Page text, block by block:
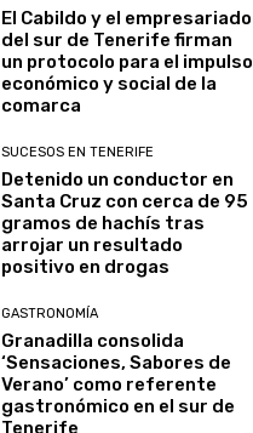
El Cabildo y el empresariado
del sur de Tenerife firman
un protocolo para el impulso
económico y social de la
comarca
SUCESOS EN TENERIFE
Detenido un conductor en
Santa Cruz con cerca de 95
gramos de hachís tras
arrojar un resultado
positivo en drogas
GASTRONOMÍA
Granadilla consolida
‘Sensaciones, Sabores de
Verano’ como referente
gastronómico en el sur de
Tenerife